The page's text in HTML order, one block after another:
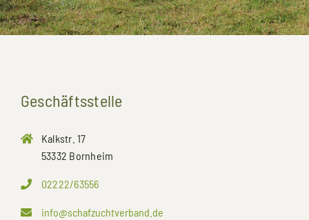
Geschäftsstelle
Kalkstr. 17
53332 Bornheim
02222/63556
info@schafzuchtverband.de